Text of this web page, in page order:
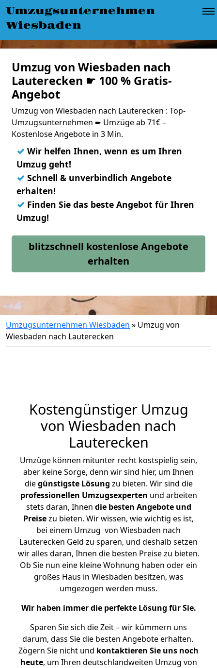
Umzugsunternehmen
Wiesbaden
Umzug von Wiesbaden nach
Lauterecken ☛ 100 % Gratis-
Angebot
Umzug von Wiesbaden nach Lauterecken : Top-
Umzugsunternehmen ➨ Umzüge ab 71€ –
Kostenlose Angebote in 3 Min.
✓ Wir helfen Ihnen, wenn es um Ihren
Umzug geht!
✓ Schnell & unverbindlich Angebote
erhalten!
✓ Finden Sie das beste Angebot für Ihren
Umzug!
blitzschnell kostenlose Angebote
erhalten
Umzugsunternehmen Wiesbaden » Umzug von
Wiesbaden nach Lauterecken
Kostengünstiger Umzug
von Wiesbaden nach
Lauterecken
Umzüge können mitunter recht kostspielig sein,
aber keine Sorge, denn wir sind hier, um Ihnen
diegünstigste Lösung zu bieten. Wir sind die
professionellen Umzugsexperten und arbeiten
stets daran, Ihnen die besten Angebote und
Preisezu bieten. Wir wissen, wie wichtig es ist,
bei einem Umzug von Wiesbaden nach
Lauterecken Geld zu sparen, und deshalb setzen
wir alles daran, Ihnen die besten Preise zu bieten.
Ob Sie nun eine kleine Wohnung haben oder ein
großes Haus in Wiesbaden besitzen, was
umgezogen werden muss.
Wir haben immer die perfekte Lösung für Sie.
Sparen Sie sich die Zeit – wir kümmern uns
darum, dass Sie die besten Angebote erhalten.
Zögern Sie nicht und kontaktieren Sie uns noch
heute, um Ihren deutschlandweiten Umzug von